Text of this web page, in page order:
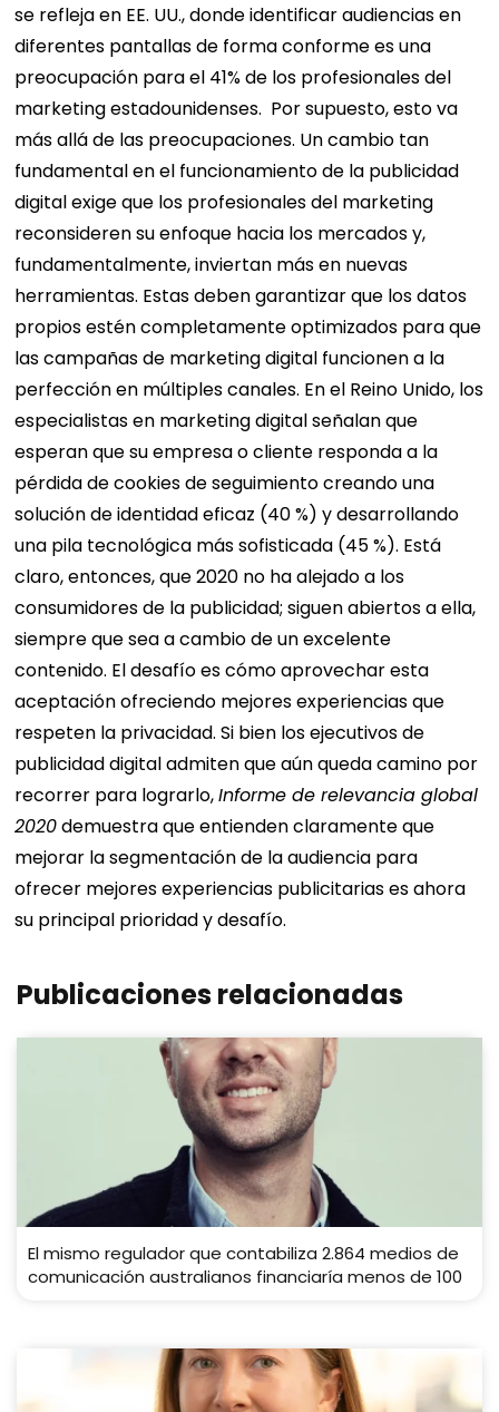
se refleja en EE. UU., donde identificar audiencias en
diferentes pantallas de forma conforme es una
preocupación para el 41% de los profesionales del
marketing estadounidenses. Por supuesto, esto va
más allá de las preocupaciones. Un cambio tan
fundamental en el funcionamiento de la publicidad
digital exige que los profesionales del marketing
reconsideren su enfoque hacia los mercados y,
fundamentalmente, inviertan más en nuevas
herramientas. Estas deben garantizar que los datos
propios estén completamente optimizados para que
las campañas de marketing digital funcionen a la
perfección en múltiples canales. En el Reino Unido, los
especialistas en marketing digital señalan que
esperan que su empresa o cliente responda a la
pérdida de cookies de seguimiento creando una
solución de identidad eficaz (40 %) y desarrollando
una pila tecnológica más sofisticada (45 %). Está
claro, entonces, que 2020 no ha alejado a los
consumidores de la publicidad; siguen abiertos a ella,
siempre que sea a cambio de un excelente
contenido. El desafío es cómo aprovechar esta
aceptación ofreciendo mejores experiencias que
respeten la privacidad. Si bien los ejecutivos de
publicidad digital admiten que aún queda camino por
recorrer para lograrlo,Informe de relevancia global
2020demuestra que entienden claramente que
mejorar la segmentación de la audiencia para
ofrecer mejores experiencias publicitarias es ahora
su principal prioridad y desafío.
Publicaciones relacionadas
El mismo regulador que contabiliza 2.864 medios de
comunicación australianos financiaría menos de 100